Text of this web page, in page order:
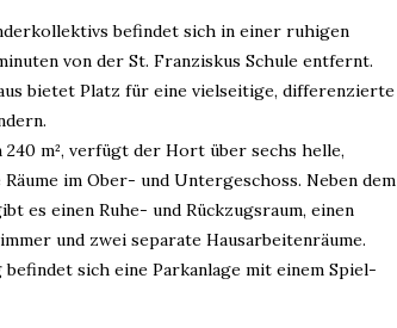
befindet sich in einer ruhigen
von der St. Franziskus Schule entfernt.
bietet Platz für eine vielseitige, differenzierte
m², verfügt der Hort über sechs helle,
im Ober- und Untergeschoss. Neben dem
es einen Ruhe- und Rückzugsraum, einen
und zwei separate Hausarbeitenräume.
sich eine Parkanlage mit einem Spiel-